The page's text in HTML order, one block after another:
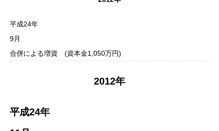
平成24年
9月
合併による増資 (資本金1,050万円)
2012年
平成24年